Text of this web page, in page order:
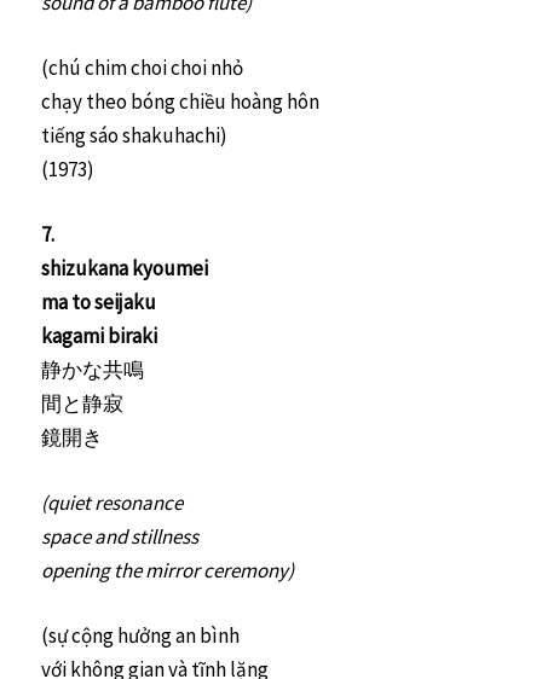
(chú chim choi choi nhỏ
chạy theo bóng chiều hoàng hôn
tiếng sáo shakuhachi)
(1973)
7.
shizukana kyoumei
ma to seijaku
kagami biraki
静かな共鳴
間と静寂
鏡開き
(quiet resonance
space and stillness
opening the mirror ceremony)
(sự cộng hưởng an bình
với không gian và tĩnh lặng